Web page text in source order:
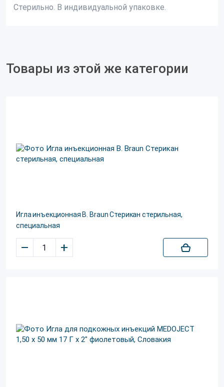
Стерильно. В индивидуальной упаковке.
Товары из этой же категории
Игла инъекционная B. Braun Стерикан стерильная,
специальная
– +